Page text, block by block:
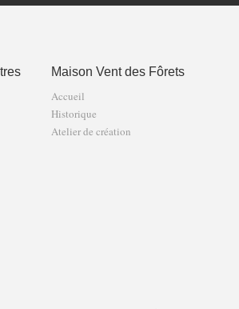
Maison Vent des Fôrets
Accueil
Historique
Atelier de création